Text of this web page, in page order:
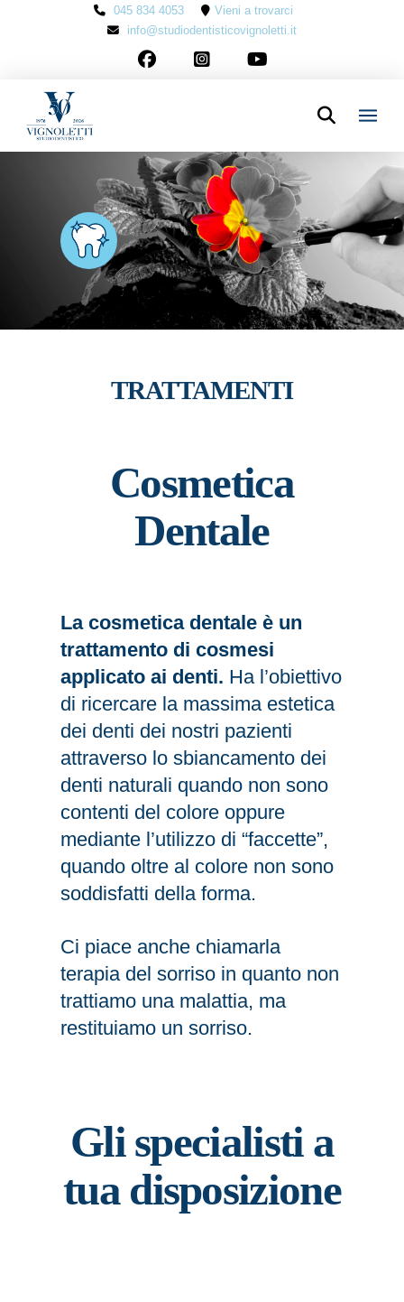
045 834 4053
Vieni a trovarci
info@studiodentisticovignoletti.it
TRATTAMENTI
Cosmetica
Dentale
La cosmetica dentale è un
trattamento di cosmesi
applicato ai denti. Ha l’obiettivo
di ricercare la massima estetica
dei denti dei nostri pazienti
attraverso lo sbiancamento dei
denti naturali quando non sono
contenti del colore oppure
mediante l’utilizzo di “faccette”,
quando oltre al colore non sono
soddisfatti della forma.
Ci piace anche chiamarla
terapia del sorriso in quanto non
trattiamo una malattia, ma
restituiamo un sorriso.
Gli specialisti a
tua disposizione